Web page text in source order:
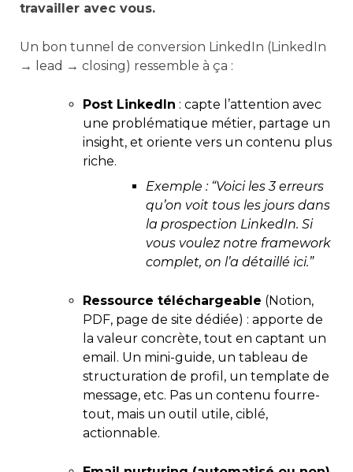
travailler avec vous.
Un bon tunnel de conversion LinkedIn (LinkedIn
→ lead → closing) ressemble à ça :
Post LinkedIn : capte l’attention avec
une problématique métier, partage un
insight, et oriente vers un contenu plus
riche.
Exemple : “Voici les 3 erreurs
qu’on voit tous les jours dans
la prospection LinkedIn. Si
vous voulez notre framework
complet, on l’a détaillé ici.”
Ressource téléchargeable (Notion,
PDF, page de site dédiée) : apporte de
la valeur concrète, tout en captant un
email. Un mini-guide, un tableau de
structuration de profil, un template de
message, etc. Pas un contenu fourre-
tout, mais un outil utile, ciblé,
actionnable.